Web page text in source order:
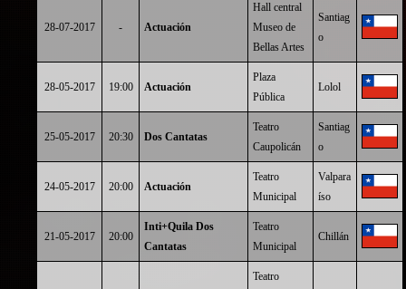
28-07-2017 - Actuación
Hall central
Museo de
Bellas Artes
Santiag
o
28-05-2017 19:00 Actuación
Plaza
Pública
Lolol
25-05-2017 20:30 Dos Cantatas
Teatro
Caupolicán
Santiag
o
24-05-2017 20:00 Actuación
Teatro
Municipal
Valpara
íso
21-05-2017 20:00
Inti+Quila Dos
Cantatas
Teatro
Municipal
Chillán
Teatro